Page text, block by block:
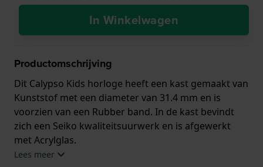
In Winkelwagen
Productomschrijving
Dit Calypso Kids horloge heeft een kast gemaakt van
Kunststof met een diameter van 31.4 mm en is
voorzien van een Rubber band. In de kast bevindt
zich een Seiko kwaliteitsuurwerk en is afgewerkt
met Acrylglas.
Lees meer